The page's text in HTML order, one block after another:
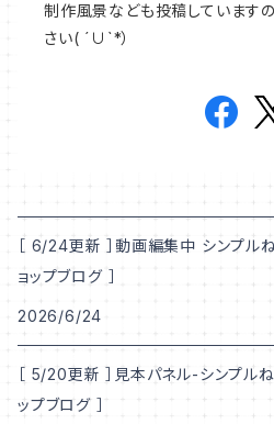
制作風景なども投稿しています
さい( ´∪`*）
［ 6/24更新 ］動画編集中 シンプルね
ョップブログ ］
2026/6/24
［ 5/20更新 ］見本パネル-シンプルね
ップブログ ］